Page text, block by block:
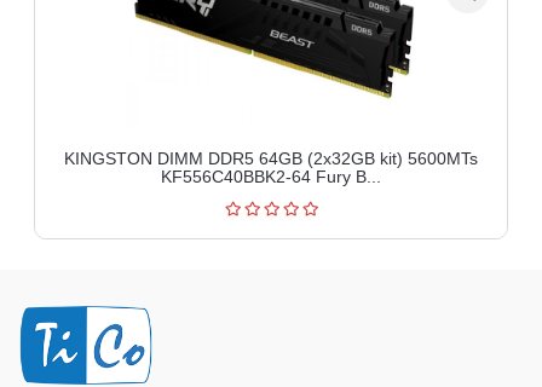
KINGSTON DIMM DDR5 64GB (2x32GB kit) 5600MTs
KF556C40BBK2-64 Fury B...